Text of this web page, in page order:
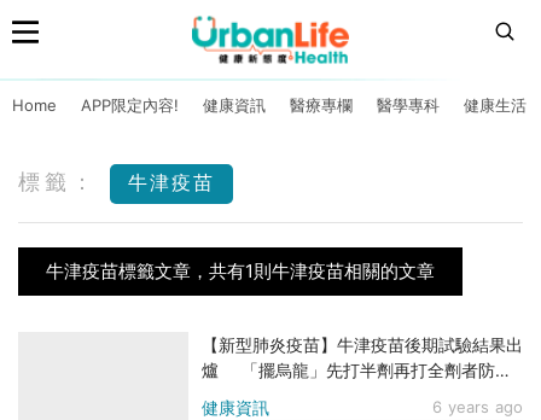
Home APP限定內容! 健康資訊 醫療專欄 醫學專科 健康生活
標籤： 牛津疫苗
牛津疫苗標籤文章，共有1則牛津疫苗相關的文章
健康資訊 6 years ago
【新型肺炎疫苗】牛津疫苗後期試驗結果出
爐 「擺烏龍」先打半劑再打全劑者防護
力反達90％